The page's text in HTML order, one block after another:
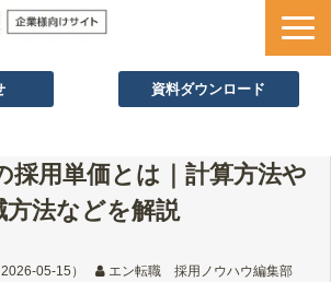
資料ダウンロード
採用ノウハウ
採用事例
セミナー情報
採用単価とは｜計算方法や
方法などを解説
2026-05-15 ）
エン転職 採用ノウハウ編集部